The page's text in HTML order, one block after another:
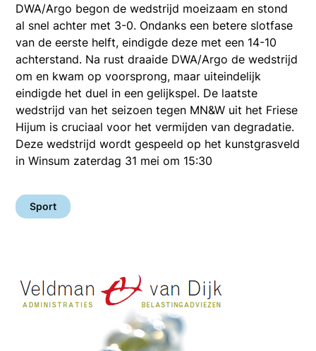
DWA/Argo begon de wedstrijd moeizaam en stond
al snel achter met 3-0. Ondanks een betere slotfase
van de eerste helft, eindigde deze met een 14-10
achterstand. Na rust draaide DWA/Argo de wedstrijd
om en kwam op voorsprong, maar uiteindelijk
eindigde het duel in een gelijkspel. De laatste
wedstrijd van het seizoen tegen MN&W uit het Friese
Hijum is cruciaal voor het vermijden van degradatie.
Deze wedstrijd wordt gespeeld op het kunstgrasveld
in Winsum zaterdag 31 mei om 15:30
Sport